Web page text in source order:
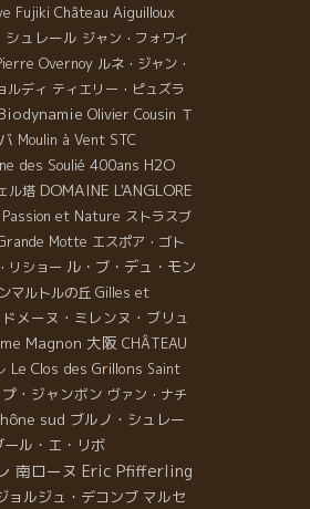
Fujiki Château Aiguilloux
シュレール ジャン・フォワイ
Overnoy ルネ・ジャン・
ルディ ティエリー・ピュズラ
Biodynamie Olivier Cousin Ｔ
Moulin à Vent STC
des Soulié 400ans H2O
ル塔 DOMAINE L'ANGLORE
Passion et Nature ストラスブ
Motte エスポア・ゴト
リショー ル・ブ・デュ・モン
マルトルの丘 Gilles et
ドメーヌ・ミレンヌ・ブリュ
Magnon 大阪 CHÂTEAU
Le Clos des Grillons Saint
・ジャンボン ヴァン・ナチ
sud ブルノ・シュレー
ール・エ・リボ
南ローヌ Eric Pfifferling
ョルジュ・デコンブ マルセ